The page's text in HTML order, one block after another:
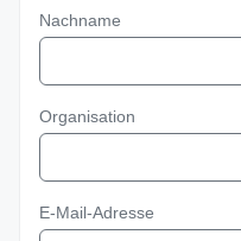
Nachname
Organisation
E-Mail-Adresse